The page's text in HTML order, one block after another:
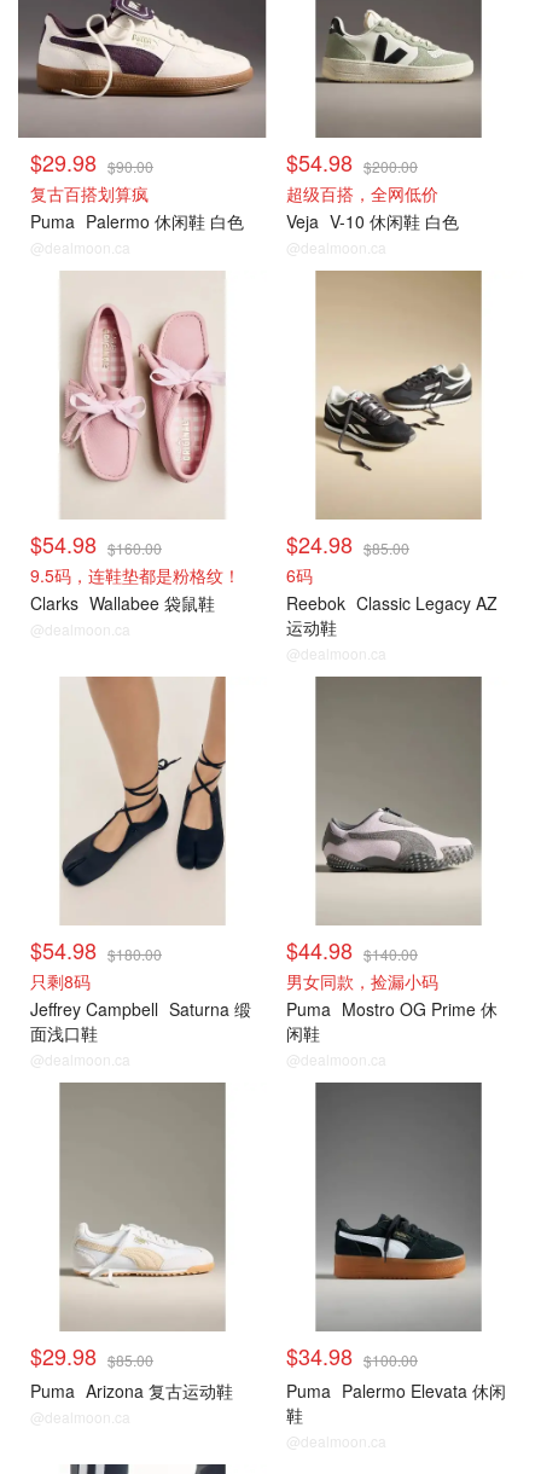
$29.98 $90.00
复古百搭划算疯
Puma Palermo 休闲鞋 白色
@dealmoon.ca
$54.98 $200.00
超级百搭，全网低价
Veja V-10 休闲鞋 白色
@dealmoon.ca
$54.98 $160.00
9.5码，连鞋垫都是粉格纹！
Clarks Wallabee 袋鼠鞋
@dealmoon.ca
$24.98 $85.00
6码
Reebok Classic Legacy AZ
运动鞋
@dealmoon.ca
$54.98 $180.00
只剩8码
Jeffrey Campbell Saturna 缎
面浅口鞋
@dealmoon.ca
$44.98 $140.00
男女同款，捡漏小码
Puma Mostro OG Prime 休
闲鞋
@dealmoon.ca
$29.98 $85.00
Puma Arizona 复古运动鞋
@dealmoon.ca
$34.98 $100.00
Puma Palermo Elevata 休闲
鞋
@dealmoon.ca